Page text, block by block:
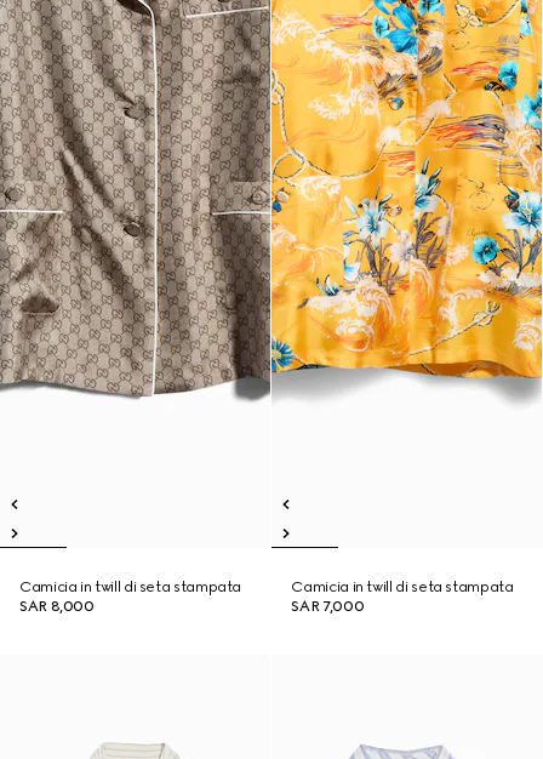
Camicia in twill di seta stampata
SAR 8,000
Camicia in twill di seta stampata
SAR 7,000